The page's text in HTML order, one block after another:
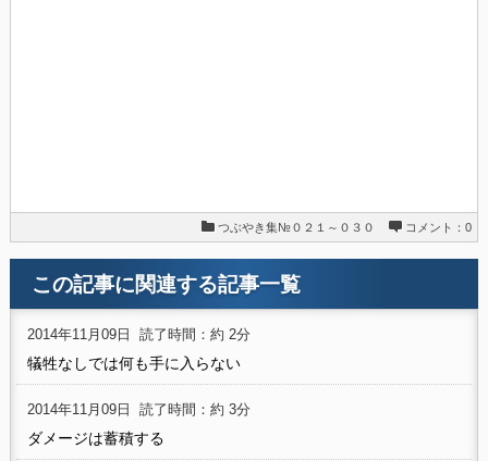
つぶやき集№０２１～０３０ コメント：0
この記事に関連する記事一覧
2014年11月09日 読了時間：約 2分
犠牲なしでは何も手に入らない
2014年11月09日 読了時間：約 3分
ダメージは蓄積する